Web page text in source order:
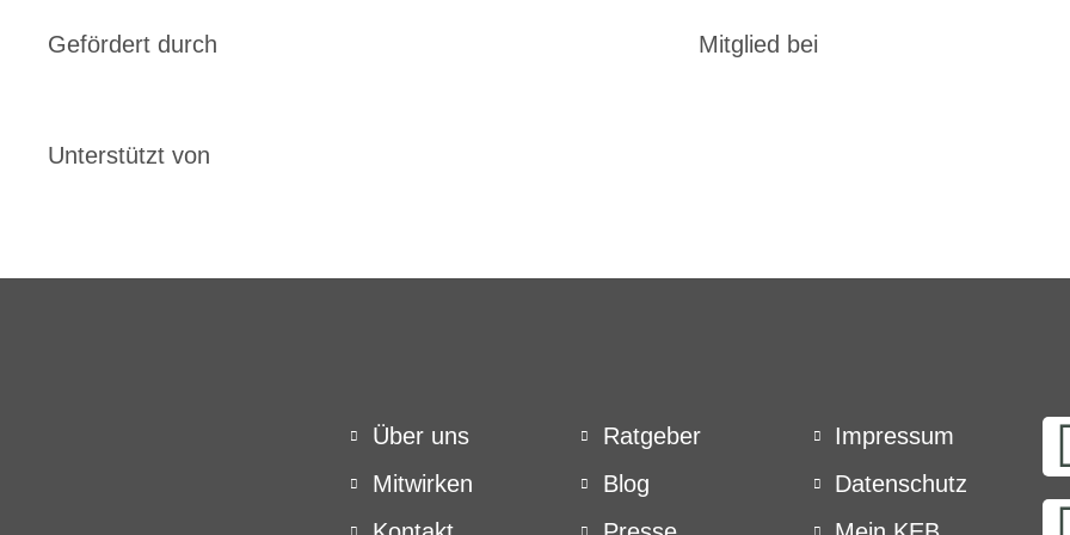
Gefördert durch Mitglied bei
Unterstützt von
Über uns
Mitwirken
Ratgeber
Blog
Impressum
Datenschutz